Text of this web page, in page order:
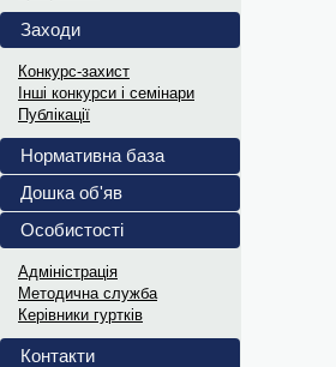
Витяги з
Витяги з ПРОТОКОЛІВ
Український
Витяги з
Витяги з ПРОТОКОЛІВ
Заходи
Конкурс-захист
Інші конкурси і семінари
Публікації
Нормативна база
Дошка об'яв
Особистості
Адміністрація
Методична служба
Керівники гуртків
Контакти